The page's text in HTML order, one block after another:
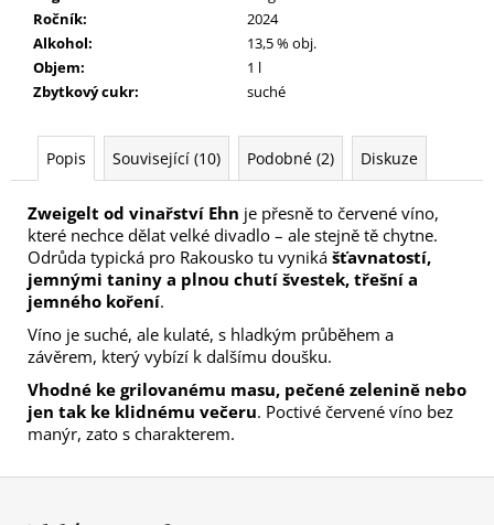
Ročník:
2024
Alkohol:
13,5 % obj.
Objem:
1 l
Zbytkový cukr: suché
Popis Související (10) Podobné (2) Diskuze
Zweigelt od vinařství Ehn je přesně to červené víno,
které nechce dělat velké divadlo – ale stejně tě chytne.
Odrůda typická pro Rakousko tu vyniká šťavnatostí,
jemnými taniny a plnou chutí švestek, třešní a
jemného koření.
Víno je suché, ale kulaté, s hladkým průběhem a
závěrem, který vybízí k dalšímu doušku.
Vhodné ke grilovanému masu, pečené zelenině nebo
jen tak ke klidnému večeru. Poctivé červené víno bez
manýr, zato s charakterem.
Z